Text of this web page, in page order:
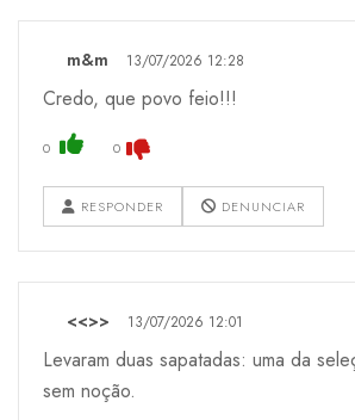
m&m 13/07/2026 12:28
Credo, que povo feio!!!
0 0
RESPONDER DENUNCIAR
<<>> 13/07/2026 12:01
Levaram duas sapatadas: uma da
sem noção.